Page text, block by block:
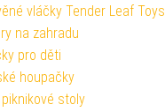
vláčky Tender Leaf Toys
na zahradu
pro děti
houpačky
stoly